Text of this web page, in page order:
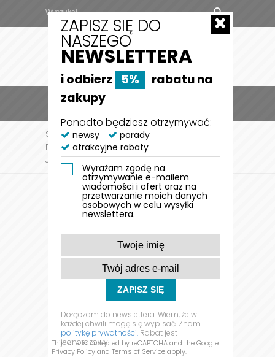
MENU
STRONA GŁÓWNA DLA PSA
PSEM
SZKOLENIE PSA
SZARPAK SKÓRZANY
JULIUS-K9®
ZAPISZ SIĘ DO
NASZEGO
NEWSLETTERA
i odbierz 5%
rabatu na
zakupy
Ponadto będziesz otrzymywać:
newsy
porady
atrakcyjne rabaty
Wyrażam zgodę na
otrzymywanie e-mailem
wiadomości i ofert oraz na
przetwarzanie moich danych
osobowych w celu wysyłki
newslettera.
ZAPISZ SIĘ
Dołączam do newslettera. Wiem, że w
każdej chwili mogę się wypisać. Znam
politykę prywatności. Rabat jest
jednorazowy.
This site is protected by reCAPTCHA and the Google
Privacy Policyand Terms of Serviceapply.